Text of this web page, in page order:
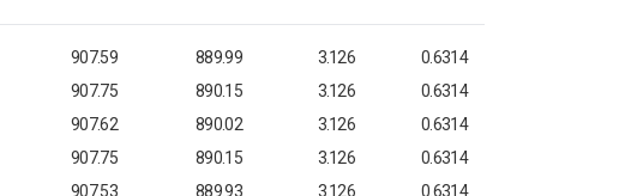
907.59 889.99 3.126
0.6314
907.75 890.15 3.126
0.6314
907.62 890.02 3.126
0.6314
907.75 890.15 3.126
0.6314
907.53 889.93 3.126 0.6314